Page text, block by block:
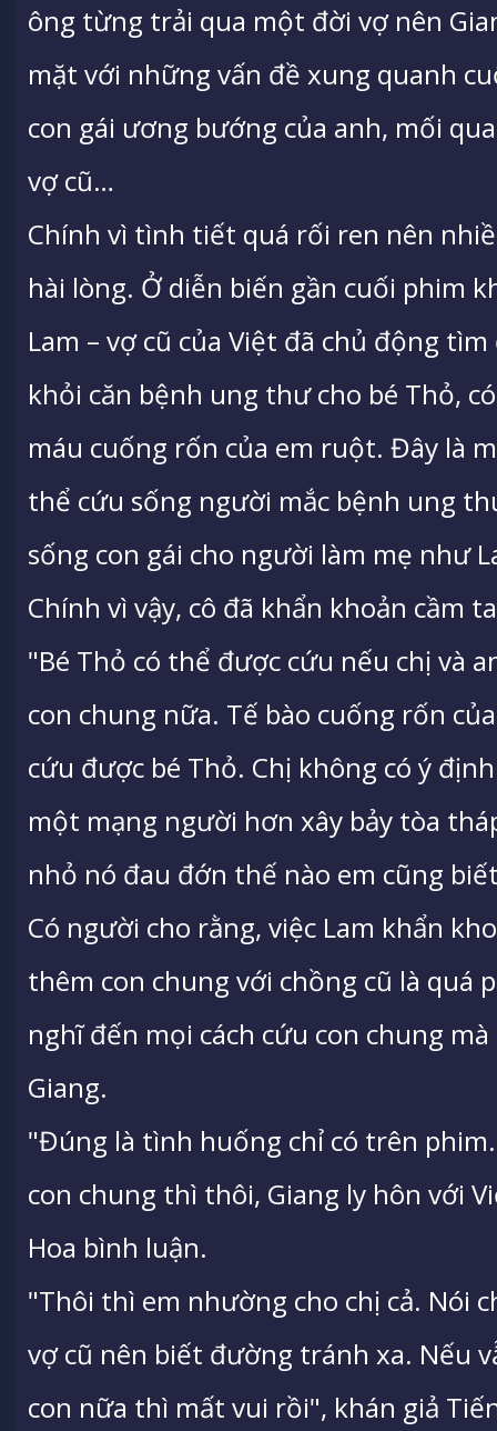
ông từng trải qua một đời vợ nên
mặt với những vấn đề xung quanh
con gái ương bướng của anh, mối
vợ cũ…
Chính vì tình tiết quá rối ren nên
hài lòng. Ở diễn biến gần cuối phim
Lam – vợ cũ của Việt đã chủ động
khỏi căn bệnh ung thư cho bé Thỏ,
máu cuống rốn của em ruột. Đây là
thể cứu sống người mắc bệnh ung
sống con gái cho người làm mẹ như
Chính vì vậy, cô đã khẩn khoản cầm
"Bé Thỏ có thể được cứu nếu chị và
con chung nữa. Tế bào cuống rốn
cứu được bé Thỏ. Chị không có ý
một mạng người hơn xây bảy tòa
nhỏ nó đau đớn thế nào em cũng
Có người cho rằng, việc Lam khẩn
thêm con chung với chồng cũ là quá
nghĩ đến mọi cách cứu con chung
Giang.
"Đúng là tình huống chỉ có trên
con chung thì thôi, Giang ly hôn với
Hoa bình luận.
"Thôi thì em nhường cho chị cả. Nói
vợ cũ nên biết đường tránh xa. Nếu
con nữa thì mất vui rồi", khán giả